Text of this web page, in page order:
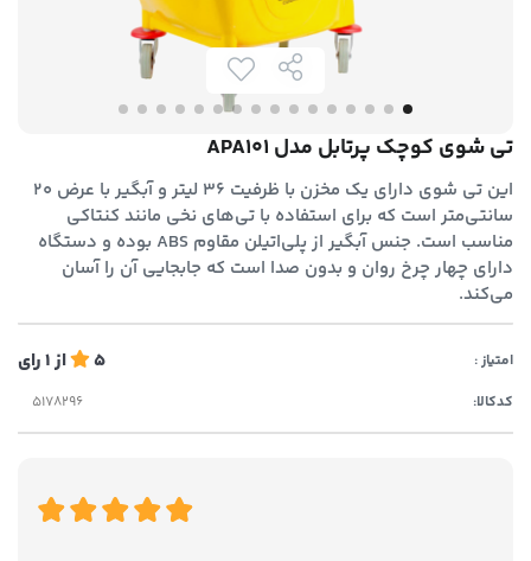
تی شوی کوچک پرتابل مدل APA101
این تی شوی دارای یک مخزن با ظرفیت ۳۶ لیتر و آبگیر با عرض ۲۰
سانتی‌متر است که برای استفاده با تی‌های نخی مانند کنتاکی
مناسب است. جنس آبگیر از پلی‌اتیلن مقاوم ABS بوده و دستگاه
دارای چهار چرخ روان و بدون صدا است که جابجایی آن را آسان
می‌کند.
امتیاز : 5 از1رای
کدکالا: